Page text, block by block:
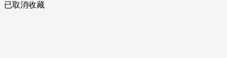
已取消收藏